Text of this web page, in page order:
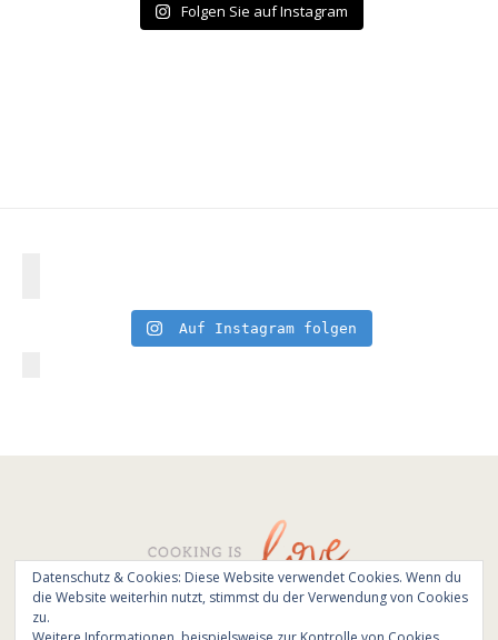
Folgen Sie auf Instagram
Auf Instagram folgen
© All Rights Reserved - Cooking is love 2017.
Datenschutz & Cookies: Diese Website verwendet Cookies. Wenn du
die Website weiterhin nutzt, stimmst du der Verwendung von Cookies
zu.